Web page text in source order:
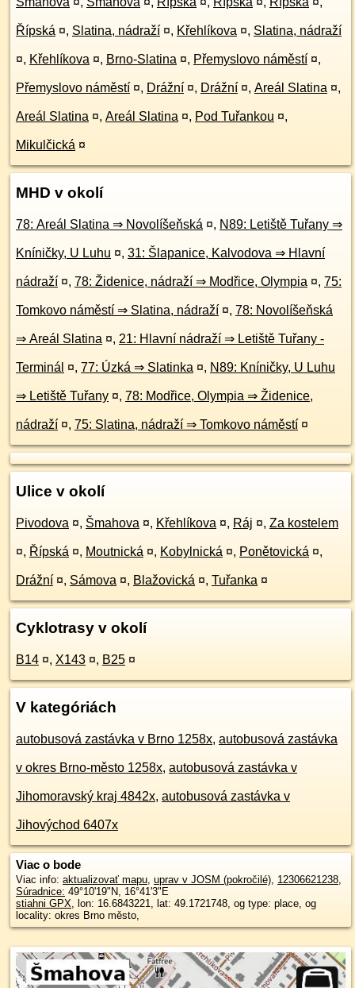
Řípská ¤, Slatina, nádraží ¤, Křehlíkova ¤, Slatina, nádraží
¤, Křehlíkova ¤, Brno-Slatina ¤, Přemyslovo náměstí ¤,
Přemyslovo náměstí ¤, Drážní ¤, Drážní ¤, Areál Slatina ¤,
Areál Slatina ¤, Areál Slatina ¤, Pod Tuřankou ¤,
Mikulčická ¤
MHD v okolí
78: Areál Slatina ⇒ Novolíšeňská ¤, N89: Letiště Tuřany ⇒
Kníničky, U Luhu ¤, 31: Šlapanice, Kalvodova ⇒ Hlavní
nádraží ¤, 78: Židenice, nádraží ⇒ Modřice, Olympia ¤, 75:
Tomkovo náměstí ⇒ Slatina, nádraží ¤, 78: Novolíšeňská
⇒ Areál Slatina ¤, 21: Hlavní nádraží ⇒ Letiště Tuřany -
Terminál ¤, 77: Úzká ⇒ Slatinka ¤, N89: Kníničky, U Luhu
⇒ Letiště Tuřany ¤, 78: Modřice, Olympia ⇒ Židenice,
nádraží ¤, 75: Slatina, nádraží ⇒ Tomkovo náměstí ¤
Ulice v okolí
Pivodova ¤, Šmahova ¤, Křehlíkova ¤, Ráj ¤, Za kostelem
¤, Řípská ¤, Moutnická ¤, Kobylnická ¤, Ponětovická ¤,
Drážní ¤, Sámova ¤, Blažovická ¤, Tuřanka ¤
Cyklotrasy v okolí
B14 ¤, X143 ¤, B25 ¤
V kategóriách
autobusová zastávka v Brno 1258x, autobusová zastávka
v okres Brno-město 1258x, autobusová zastávka v
Jihomoravský kraj 4842x, autobusová zastávka v
Jihovýchod 6407x
Viac o bode
Viac info: aktualizovať mapu, uprav v JOSM (pokročilé), 12306621238,
Súradnice: 49°10'19"N, 16°41'3"E
stiahni GPX, lon: 16.6843221, lat: 49.1721748, og type: place, og
locality: okres Brno město,